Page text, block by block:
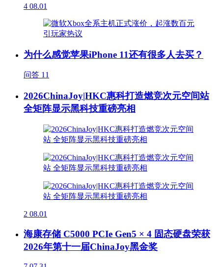
4 08.01
为什么感觉苹果iPhone 11还有很多人去买？
问答 11
2026ChinaJoy|HKC惠科打造燃竞次元空间站
全矩阵显示黑科技重磅亮相
2 08.01
海康存储 C5000 PCIe Gen5 × 4 固态硬盘荣获
2026年第十一届ChinaJoy黑金奖